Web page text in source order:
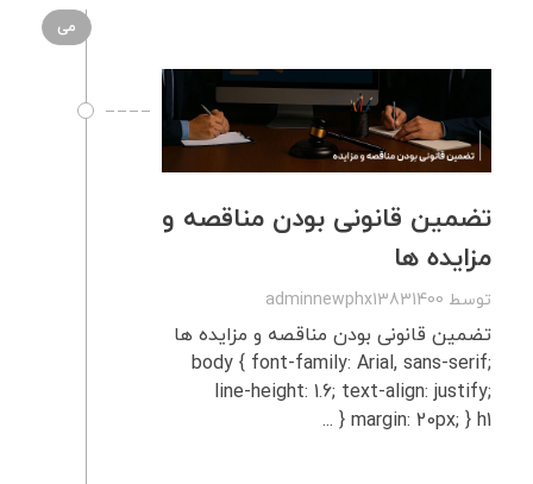
می
تضمین قانونی بودن مناقصه و
مزایده ها
توسط adminnewphx13831400
تضمین قانونی بودن مناقصه و مزایده ها
body { font-family: Arial, sans-serif;
line-height: 1.6; text-align: justify;
margin: 20px; } h1 { ...